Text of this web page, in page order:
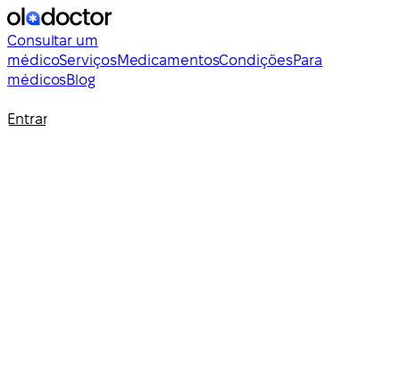
Consultar um
médicoServiçosMedicamentosCondiçõesPara
médicosBlog
Entrar